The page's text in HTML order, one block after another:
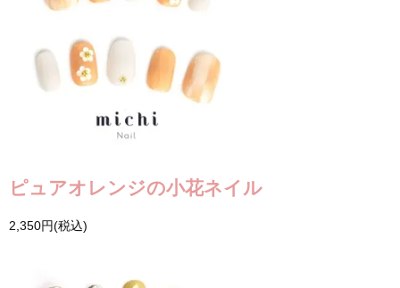
ピュアオレンジの小花ネイル
2,350円(税込)